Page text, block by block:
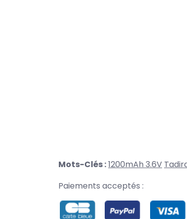
Mots-Clés :1200mAh 3.6V
Paiements acceptés :